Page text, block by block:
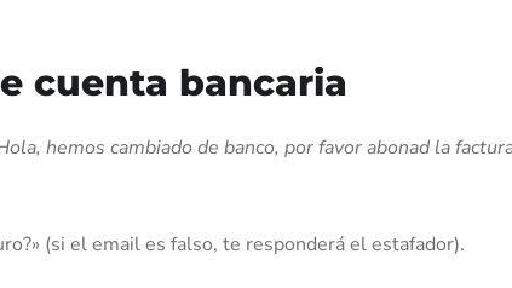
cuenta bancaria
hemos cambiado de banco, por favor abonad la
(si el email es falso, te responderá el estafador).